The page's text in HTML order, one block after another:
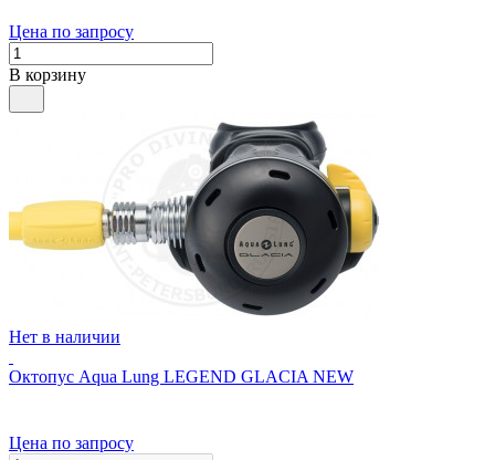
Цена по запросу
В корзину
Нет в наличии
Октопус Aqua Lung LEGEND GLACIA NEW
Цена по запросу